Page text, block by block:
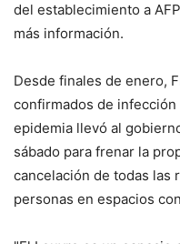
del establecimiento a
más información.
Desde finales de enero,
confirmados de
epidemia llevó al
sábado para frenar la
cancelación de todas las
personas en espacios